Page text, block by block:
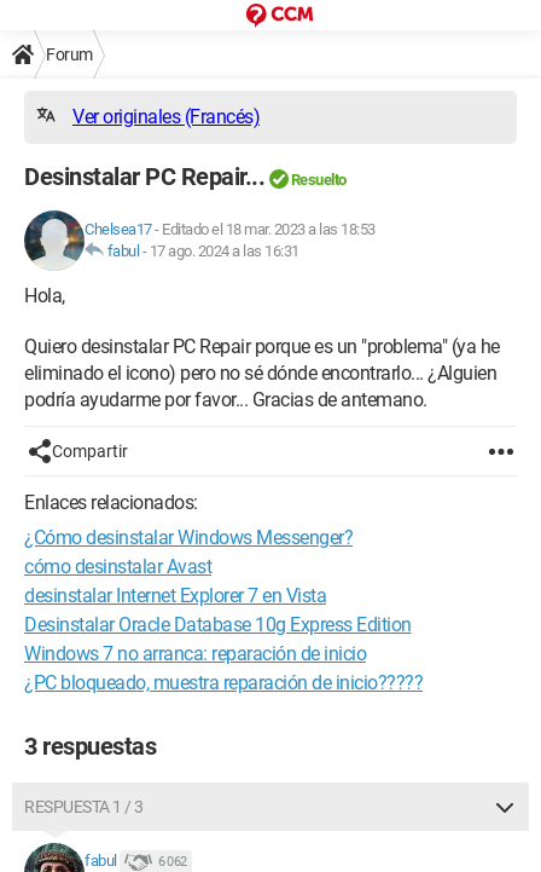
Forum
Ver originales (Francés)
Desinstalar PC Repair... Resuelto
Chelsea17- Editado el 18 mar. 2023 a las 18:53
fabul - 17 ago. 2024 a las 16:31
Hola,
Quiero desinstalar PC Repair porque es un "problema" (ya he
eliminado el icono) pero no sé dónde encontrarlo... ¿Alguien
podría ayudarme por favor... Gracias de antemano.
Compartir
Enlaces relacionados:
¿Cómo desinstalar Windows Messenger?
cómo desinstalar Avast
desinstalar Internet Explorer 7 en Vista
Desinstalar Oracle Database 10g Express Edition
Windows 7 no arranca: reparación de inicio
¿PC bloqueado, muestra reparación de inicio?????
3 respuestas
RESPUESTA 1 / 3
fabul 6 062